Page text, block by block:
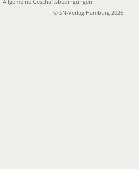
|Allgemeine Geschäftsbedingungen
© SN-Verlag Hamburg 2026